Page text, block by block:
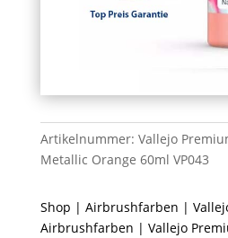
Artikelnummer: Vallejo
Metallic Orange 60ml VP043
Shop | Airbrushfarben |
Airbrushfarben | Vallejo